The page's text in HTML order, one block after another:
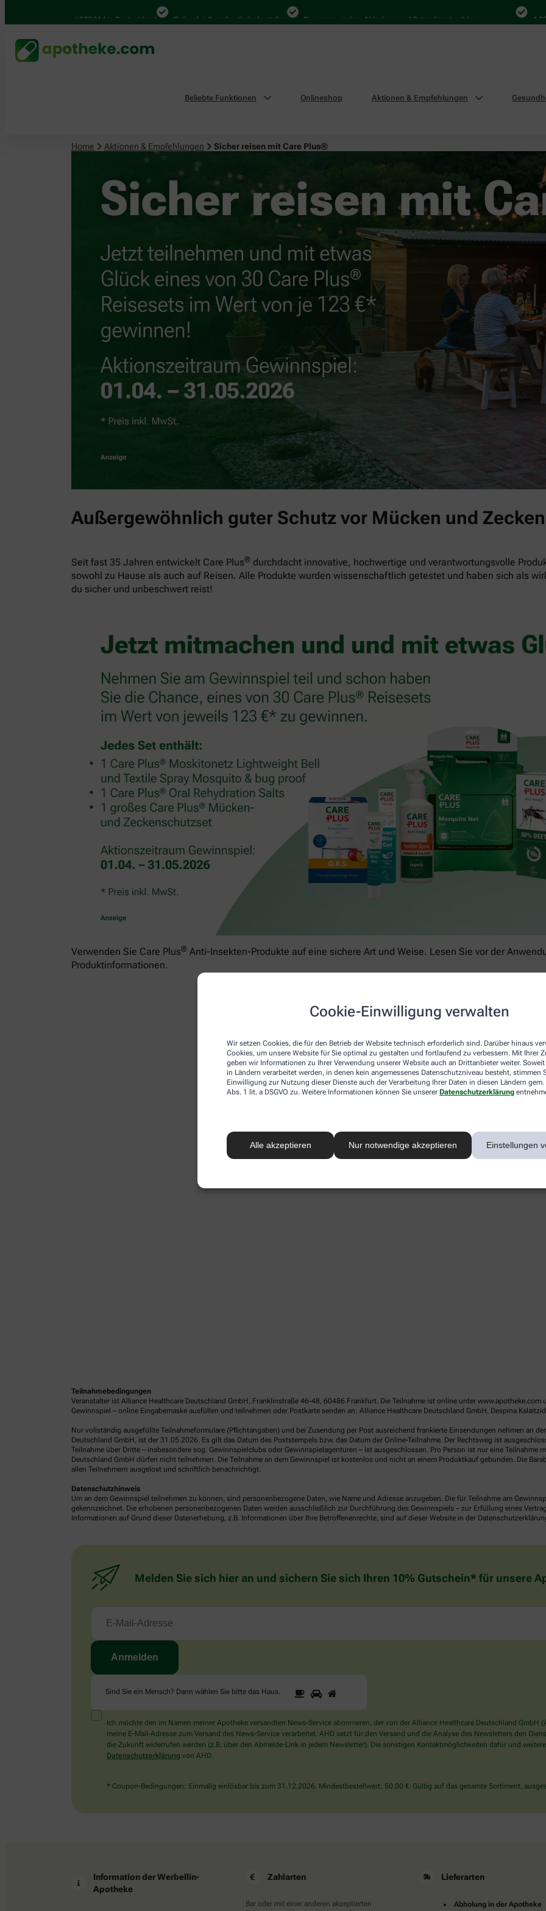
Cookie-Einwilligung verwalten
Wir setzen Cookies, die für den Betrieb der Website technisch erforderlich sind. Darüber hinaus
Cookies, um unsere Website für Sie optimal zu gestalten und fortlaufend zu verbessern. Mit Ihrer
geben wir Informationen zu Ihrer Verwendung unserer Website auch an Drittanbieter weiter. Soweit
in Ländern verarbeitet werden, in denen kein angemessenes Datenschutzniveau besteht, stimmen
Einwilligung zur Nutzung dieser Dienste auch der Verarbeitung Ihrer Daten in diesen Ländern
Abs. 1 lit. a DSGVO zu. Weitere Informationen können Sie unserer Datenschutzerklärung
Alle akzeptieren Nur notwendige akzeptieren Einstellungen
4.000 Mal in Deutschland Online bei Ihrer Apotheke bestellen Bequem zwischen Abholung und Botendienst wählen 4.000 Mal
Beliebte Funktionen Onlineshop Aktionen & Empfehlungen
Home Aktionen & Empfehlungen Sicher reisen mit Care Plus®
Außergewöhnlich guter Schutz vor Mücken und
Seit fast 35 Jahren entwickelt Care Plus® durchdacht innovative, hochwertige und verantwortungsvolle
sowohl zu Hause als auch auf Reisen. Alle Produkte wurden wissenschaftlich getestet und haben sich als
du sicher und unbeschwert reist!
Verwenden Sie Care Plus® Anti-Insekten-Produkte auf eine sichere Art und Weise. Lesen Sie vor der
Produktinformationen.
Teilnahmebedingungen
Veranstalter ist Alliance Healthcare Deutschland GmbH, Franklinstraße 46-48, 60486 Frankfurt. Die Teilnahme ist online unter
Gewinnspiel – online Eingabemaske ausfüllen und teilnehmen oder Postkarte senden an: Alliance Healthcare Deutschland GmbH, Despina
Nur vollständig ausgefüllte Teilnahmeformulare (Pflichtangaben) und bei Zusendung per Post ausreichend frankierte Einsendungen nehmen an
Deutschland GmbH, ist der 31.05.2026. Es gilt das Datum des Poststempels bzw. das Datum der Online-Teilnahme. Der Rechtsweg ist
Teilnahme über Dritte – insbesondere sog. Gewinnspielclubs oder Gewinnspielagenturen – ist ausgeschlossen. Pro Person ist nur eine Teilnahme
Deutschland GmbH dürfen nicht teilnehmen. Die Teilnahme an dem Gewinnspiel ist kostenlos und nicht an einem Produktkauf gebunden. Die
allen Teilnehmern ausgelost und schriftlich benachrichtigt.
Datenschutzhinweis
Um an dem Gewinnspiel teilnehmen zu können, sind personenbezogene Daten, wie Name und Adresse anzugeben. Die für Teilnahme am
gekennzeichnet. Die erhobenen personenbezogenen Daten werden ausschließlich zur Durchführung des Gewinnspiels – zur Erfüllung eines
Informationen auf Grund dieser Datenerhebung, z.B. Informationen über Ihre Betroffenenrechte, sind auf dieser Website in der
Melden Sie sich hier an und sichern Sie sich Ihren 10% Gutschein* für unsere
Sind Sie ein Mensch? Dann wählen Sie bitte das Haus.
Sind
Sie
Mensch?
Dann
wählen
Haus.
1 2
Ich möchte den im Namen meiner Apotheke versandten News-Service abonnieren, der von der Alliance Healthcare Deutschland
meine E-Mail-Adresse zum Versand des News-Service verarbeitet. AHD setzt für den Versand und die Analyse des Newsletters den
die Zukunft widerrufen werden (z.B. über den Abmelde-Link in jedem Newsletter). Die sonstigen Kontaktmöglichkeiten dafür und
Datenschutzerklärung von AHD.
* Coupon-Bedingungen: Einmalig einlösbar bis zum 31.12.2026. Mindestbestellwert: 50,00 €. Gültig auf das gesamte Sortiment,
Information der Werbellin-
Apotheke
Zahlarten
Bar oder mit einer anderen akzeptierten
Lieferarten
Abholung in der Apotheke